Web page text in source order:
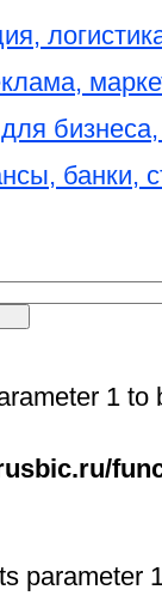
банки,
1 to
parameter